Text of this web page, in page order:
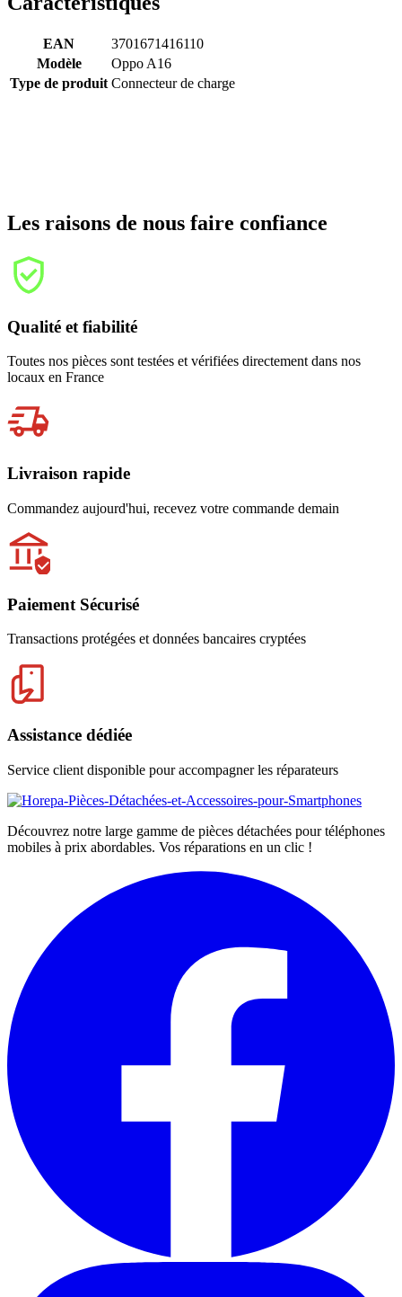
EAN
3701671416110
Modèle
Oppo A16
Type de produit Connecteur de charge
Les raisons de nous faire confiance
Qualité et fiabilité
Toutes nos pièces sont testées et vérifiées directement dans nos
locaux en France
Livraison rapide
Commandez aujourd'hui, recevez votre commande demain
Paiement Sécurisé
Transactions protégées et données bancaires cryptées
Assistance dédiée
Service client disponible pour accompagner les réparateurs
Découvrez notre large gamme de pièces détachées pour téléphones
mobiles à prix abordables. Vos réparations en un clic !